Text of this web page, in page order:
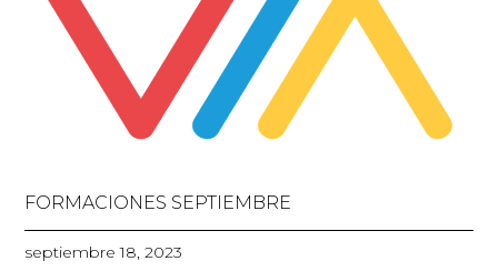
FORMACIONES SEPTIEMBRE
septiembre 18, 2023